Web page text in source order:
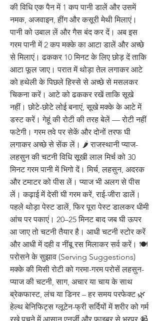
की विधि एक पैन में 1 कप पानी डालें और उसमें
नमक, अजवाइन, हींग और कसूरी मेथी मिलाएं।
पानी को उबाल लें और गैस बंद कर दें। अब इस
गरम पानी में 2 कप मक्के का आटा डालें और अच्छे
से मिलाएं। ढककर 10 मिनट के लिए छोड़ दें ताकि
आटा फूल जाए। परात में थोड़ा तेल लगाकर आटे
को हथेली के पिछले हिस्से से अच्छे से मसलकर
चिकना करें। आटे को ढककर रखें ताकि सूखे
नहीं। छोटे-छोटे लोई बनाएं, सूखे मक्के के आटे में
डस्ट करें। गेहूं की रोटी की तरह बेलें — रोटी नहीं
फटेगी। गरम तवे पर सेकें और दोनों तरफ घी
लगाकर अच्छे से सेंक लें। 🌶️ राजस्थानी प्याज-
लहसुन की चटनी विधि सूखी लाल मिर्च को 30
मिनट गरम पानी में भिगो दें। मिर्च, लहसुन, अदरक
और टमाटर को पीस लें। प्याज भी अलग से पीस
लें। कढ़ाई में देसी घी गरम करें, राई-जीरा डालें।
पहले थोड़ा पेस्ट डालें, फिर पूरा पेस्ट डालकर धीमी
आंच पर पकाएं। 20–25 मिनट बाद जब घी ऊपर
आ जाए तो चटनी तैयार है। आधी चटनी स्टोर करें
और आधी में दही व नींबू रस मिलाकर सर्व करें। 🍽️
परोसने के सुझाव (Serving Suggestions)
मक्के की मिसी रोटी को गरमा-गरम परोसें लहसुन-
प्याज की चटनी, साग, अचार या चाय के साथ
ब्रेकफास्ट, लंच या डिनर – हर समय परफेक्ट 🌿
हेल्थ बेनिफिट्स ग्लूटेन-फ्री सर्दियों में शरीर को गर्म